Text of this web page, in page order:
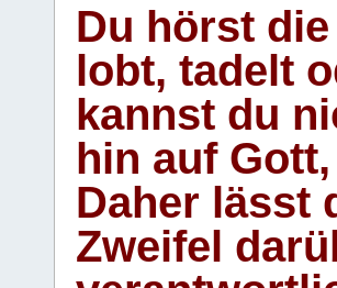
Du hörst
lobt, tadelt
kannst du
hin auf
Daher lässt
Zweifel